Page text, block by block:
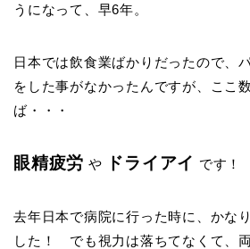
うになって、早6年。
日本では飲食業ばかりだったので、
をした事がなかったんですが、ここ
ば・・・
眼精疲労 や ドライアイ です！
去年日本で病院に行った時に、かな
した！ でも視力は落ちてなくて、